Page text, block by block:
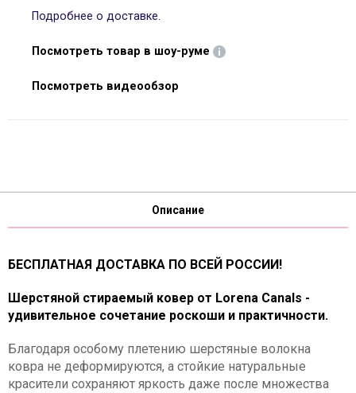
Подробнее о доставке.
Посмотреть товар в шоу-руме
Посмотреть видеообзор
Описание
БЕСПЛАТНАЯ ДОСТАВКА ПО ВСЕЙ РОССИИ!
Шерстяной стираемый ковер от Lorena Canals -
удивительное сочетание роскоши и практичности.
Благодаря особому плетению шерстяные волокна
ковра не деформируются, а стойкие натуральные
красители сохраняют яркость даже после множества